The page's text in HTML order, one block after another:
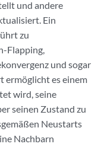
und andere
Ein
zu
Flapping,
und sogar
ermöglicht es einem
wird, seine
seinen Zustand zu
Neustarts
Nachbarn